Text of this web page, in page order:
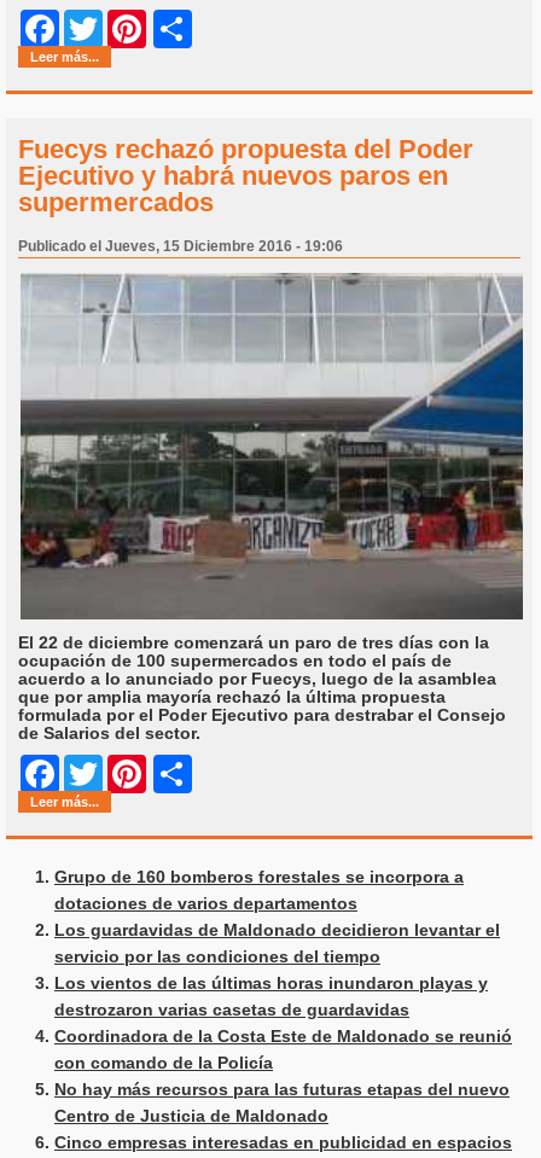
Facebook
Twitter Pinterest
Leer más...
Fuecys rechazó propuesta del Poder
Ejecutivo y habrá nuevos paros en
supermercados
Publicado el Jueves, 15 Diciembre 2016 - 19:06
El 22 de diciembre comenzará un paro de tres días con la
ocupación de 100 supermercados en todo el país de
acuerdo a lo anunciado por Fuecys, luego de la asamblea
que por amplia mayoría rechazó la última propuesta
formulada por el Poder Ejecutivo para destrabar el Consejo
de Salarios del sector.
Facebook
Twitter Pinterest
Leer más...
Grupo de 160 bomberos forestales se incorpora a
dotaciones de varios departamentos
Los guardavidas de Maldonado decidieron levantar el
servicio por las condiciones del tiempo
Los vientos de las últimas horas inundaron playas y
destrozaron varias casetas de guardavidas
Coordinadora de la Costa Este de Maldonado se reunió
con comando de la Policía
No hay más recursos para las futuras etapas del nuevo
Centro de Justicia de Maldonado
Cinco empresas interesadas en publicidad en espacios